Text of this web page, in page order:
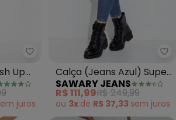
Sawary Jeans - Calça (Jeans)
Up
juros
Calça (Jeans Azul) Super
Lipo Cigarrete
SAWARY JEANS
R$ 111,99R$ 249,99
ou 3x de R$ 37,33 sem juros